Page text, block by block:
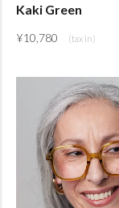
Kaki Green
¥10,780